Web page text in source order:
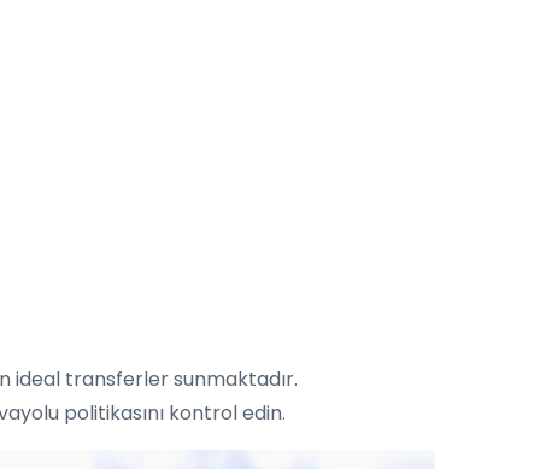
ideal transferler sunmaktadır.
politikasını kontrol edin.